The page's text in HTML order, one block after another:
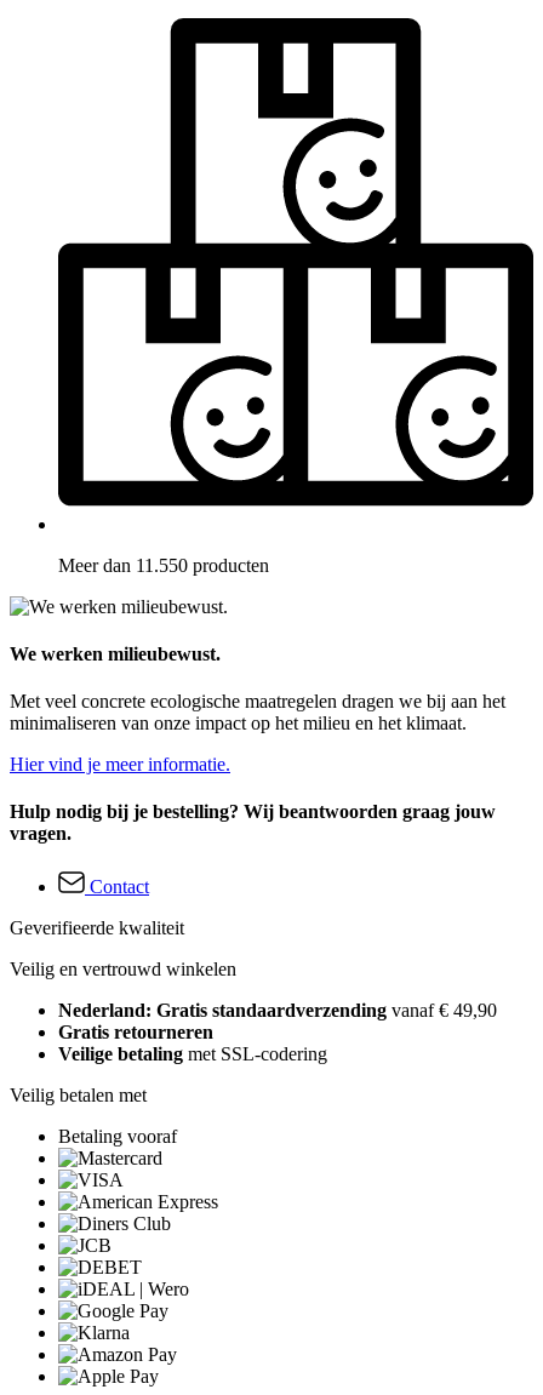
Meer dan 11.550 producten
We werken milieubewust.
Met veel concrete ecologische maatregelen dragen we bij aan het
minimaliseren van onze impact op het milieu en het klimaat.
Hier vind je meer informatie.
Hulp nodig bij je bestelling? Wij beantwoorden graag jouw
vragen.
Contact
Geverifieerde kwaliteit
Veilig en vertrouwd winkelen
Nederland: Gratis standaardverzending vanaf € 49,90
Gratis retourneren
Veilige betaling met SSL-codering
Veilig betalen met
Betaling vooraf